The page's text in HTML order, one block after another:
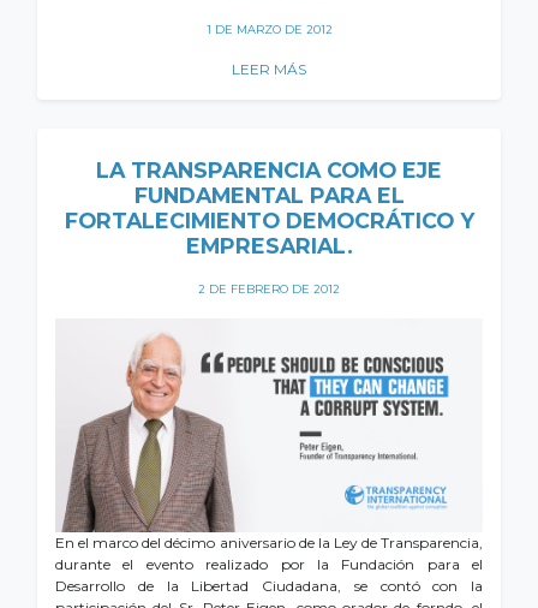
1 DE MARZO DE 2012
LEER MÁS
LA TRANSPARENCIA COMO EJE
FUNDAMENTAL PARA EL
FORTALECIMIENTO DEMOCRÁTICO Y
EMPRESARIAL.
2 DE FEBRERO DE 2012
En el marco del décimo aniversario de la Ley de Transparencia,
durante el evento realizado por la Fundación para el
Desarrollo de la Libertad Ciudadana, se contó con la